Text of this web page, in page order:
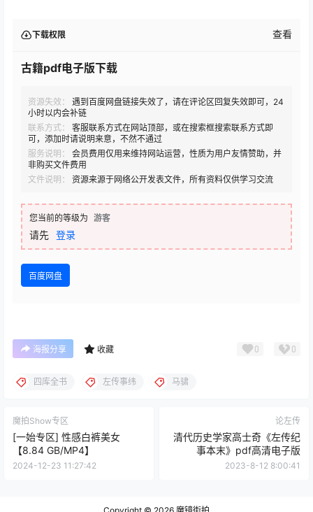
下载权限 查看
古籍pdf电子版下载
资源失效：
遇到百度网盘链接失效了，请在评论区回复失效即可，24
小时以内会补链
联系方式：
客服联系方式在网站顶部，或在搜索框搜索联系方式即
可，添加时请说明来意，不然不通过
服务说明：
会员费用仅用来维持网站运营，性质为用户友情赞助，并
非购买文件费用
文件说明：
资源来源于网络公开发表文件，所有资料仅供学习交流
您当前的等级为 游客
请先 登录
百度网盘
海报分享 收藏 0 0
四库全书 左传事纬 马骕
魔拍Show专区
[一始专区] 性感白裤美女
【8.84 GB/MP4】
2024-12-23 11:27:42
论左传
清代历史学家高士奇《左传纪
事本末》pdf高清电子版
2023-8-12 8:00:41